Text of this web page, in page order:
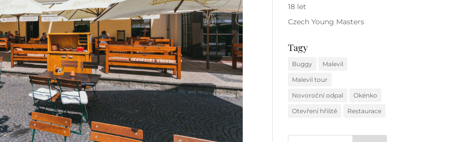
18 let
Czech Young Masters
Tagy
Buggy Malevil
Malevil tour
Novoroční odpal Okénko
Otevření hřiště Restaurace